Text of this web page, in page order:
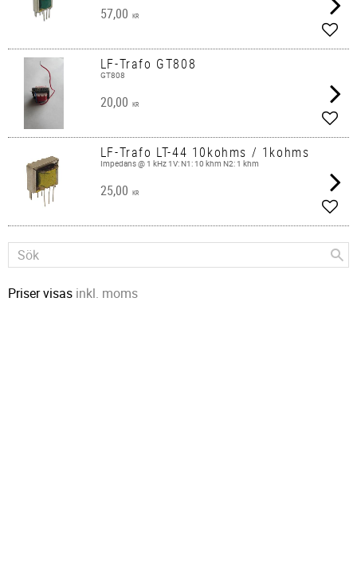
57,00 KR
LF-Trafo GT808
GT808
20,00 KR
LF-Trafo LT-44 10kohms / 1kohms
Impedans @ 1 kHz 1V: N1: 10 khm N2: 1 khm
25,00 KR
Priser visas inkl. moms